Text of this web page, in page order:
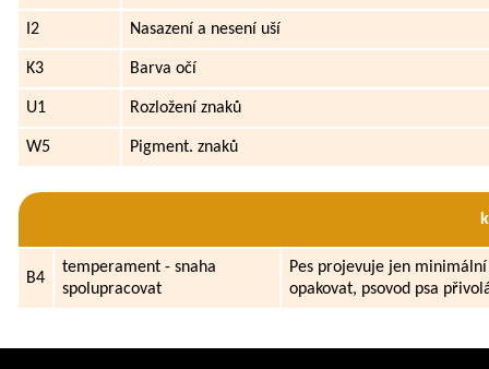
I2 Nasazení a nesení uší
K3 Barva očí
U1 Rozložení znaků
W5 Pigment. znaků
B4
temperament - snaha
spolupracovat
Pes projevuje jen
opakovat, psovod psa